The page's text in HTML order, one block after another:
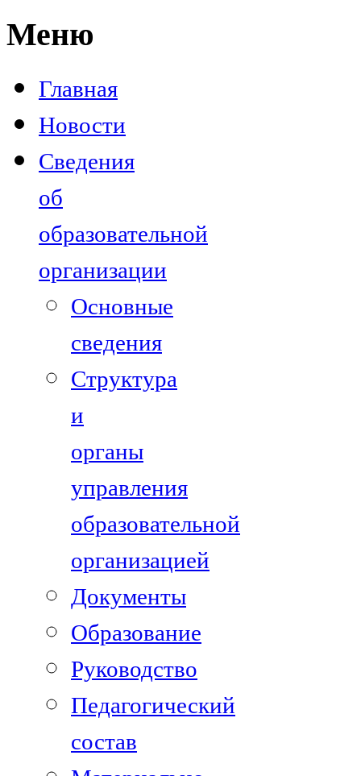
Меню
Главная
Новости
Сведения
об
образовательной
организации
Основные
сведения
Структура
и
органы
управления
образовательной
организацией
Документы
Образование
Руководство
Педагогический
состав